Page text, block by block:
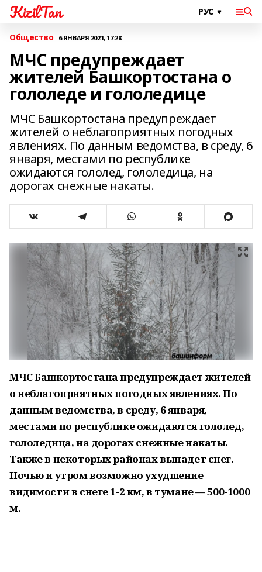
KizilTan
Общество 6 ЯНВАРЯ 2021, 17:28
МЧС предупреждает
жителей Башкортостана о
гололеде и гололедице
МЧС Башкортостана предупреждает
жителей о неблагоприятных погодных
явлениях. По данным ведомства, в среду, 6
января, местами по республике
ожидаются гололед, гололедица, на
дорогах снежные накаты.
МЧС Башкортостана предупреждает жителей
о неблагоприятных погодных явлениях. По
данным ведомства, в среду, 6 января,
местами по республике ожидаются гололед,
гололедица, на дорогах снежные накаты.
Также в некоторых районах выпадет снег.
Ночью и утром возможно ухудшение
видимости в снеге 1-2 км, в тумане — 500-1000
м.